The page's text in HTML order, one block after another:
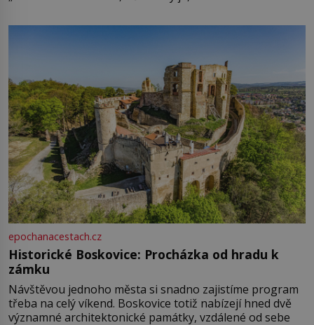
epochanacestach.cz
Historické Boskovice: Procházka od hradu k
zámku
Návštěvou jednoho města si snadno zajistíme program
třeba na celý víkend. Boskovice totiž nabízejí hned dvě
významné architektonické památky, vzdálené od sebe